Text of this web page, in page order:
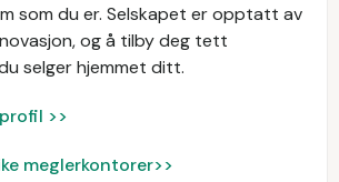
som du er. Selskapet er opptatt av
og å tilby deg tett
selger hjemmet ditt.
>>
meglerkontorer>>